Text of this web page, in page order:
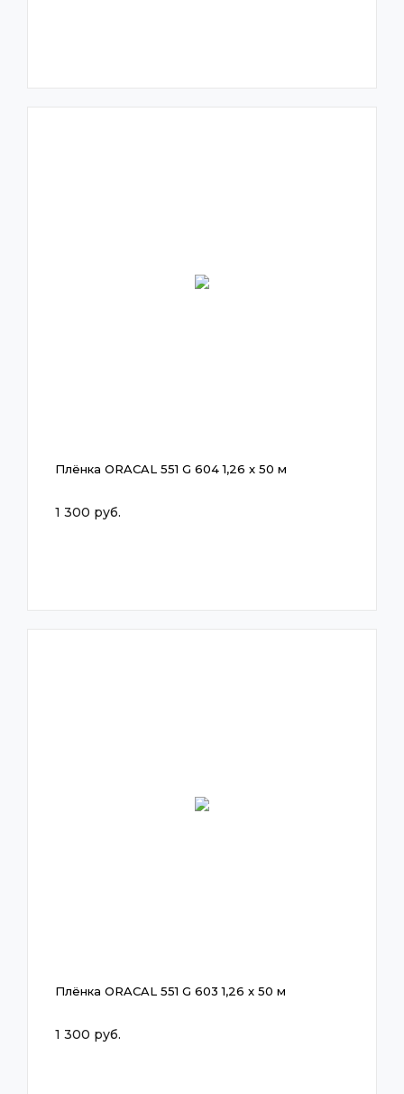
Плёнка ORACAL 551 G 604 1,26 x 50 м
1 300 руб.
Плёнка ORACAL 551 G 603 1,26 x 50 м
1 300 руб.